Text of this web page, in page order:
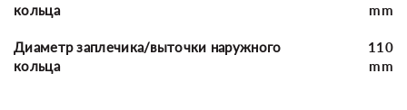
кольца
mm
Диаметр заплечика/выточки наружного
кольца
110
mm